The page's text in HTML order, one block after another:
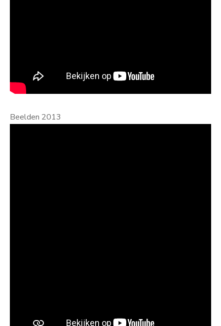
Beelden 2013